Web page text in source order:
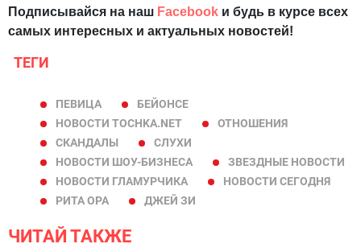
Подписывайся на наш Facebook и будь в курсе всех
самых интересных и актуальных новостей!
ТЕГИ
ПЕВИЦА
БЕЙОНСЕ
НОВОСТИ TOCHKA.NET
ОТНОШЕНИЯ
СКАНДАЛЫ
СЛУХИ
НОВОСТИ ШОУ-БИЗНЕСА
ЗВЕЗДНЫЕ НОВОСТИ
НОВОСТИ ГЛАМУРЧИКА
НОВОСТИ СЕГОДНЯ
РИТА ОРА
ДЖЕЙ ЗИ
ЧИТАЙ ТАКЖЕ